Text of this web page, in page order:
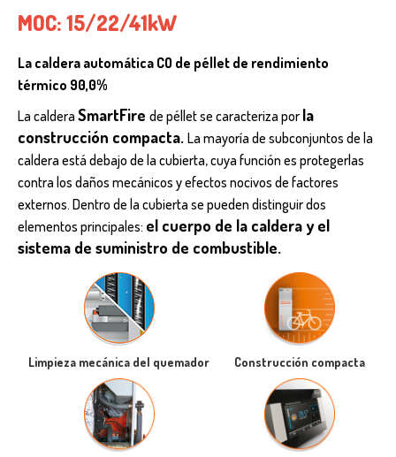
MOC:15/22/41kW
La caldera automática CO de péllet de rendimiento
térmico 90,0%
La caldera SmartFire de péllet se caracteriza por la
construcción compacta. La mayoría de subconjuntos de la
caldera está debajo de la cubierta, cuya función es protegerlas
contra los daños mecánicos y efectos nocivos de factores
externos. Dentro de la cubierta se pueden distinguir dos
elementos principales: el cuerpo de la caldera y el
sistema de suministro de combustible.
Limpieza mecánica del quemador Construcción compacta